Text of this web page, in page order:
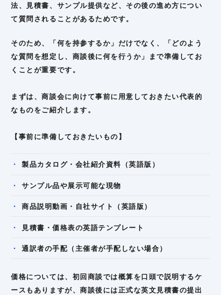
法、見積書、サンプル提供など、その後の進め方につい
て質問されることがあるためです。
そのため、「何を持参するか」だけでなく、「どのよう
な質問を想定し、商談後に何を行うか」まで準備してお
くことが重要です。
まずは、商談会に向けて事前に用意しておきたい代表的
なものをご紹介します。
【事前に準備しておきたいもの】
製品カタログ・会社紹介資料（英語版）
サンプル品や展示可能な現物
商品説明動画・自社サイト（英語版）
見積書・価格表の英語テンプレート
通訳者の手配（主催者が手配しない場合）
価格については、初回商談では概算を口頭で説明するケ
ースもありますが、商談後には正式な英文見積書の提出